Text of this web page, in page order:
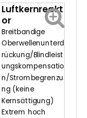
Luftkernreakt
or
Breitbandige
Oberwellenunterd
rückung/Blindleist
ungskompensatio
n/Strombegrenzu
ng (keine
Kernsättigung)
Extrem hoch